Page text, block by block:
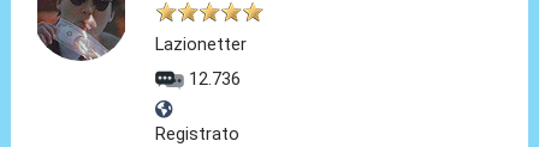
Lazionetter
12.736
Registrato